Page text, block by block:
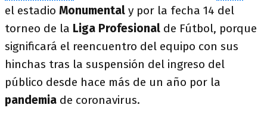
el estadio Monumental y por la fecha 14 del
torneo de la Liga Profesional de Fútbol, porque
significará el reencuentro del equipo con sus
hinchas tras la suspensión del ingreso del
público desde hace más de un año por la
pandemia de coronavirus.